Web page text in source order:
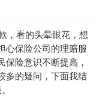
看的头晕眼花，想
心保险公司的理赔服
保险意识不断提高，
多的疑问，下面我结